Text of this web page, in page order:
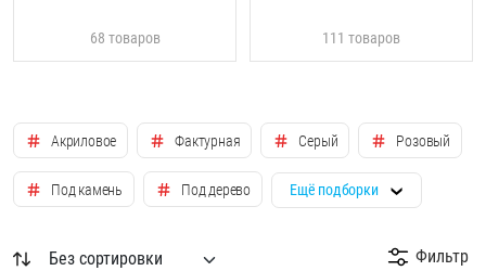
68 товаров 111 товаров
Акриловое Фактурная Серый Розовый
Под камень Под дерево Ещё подборки
Фильтр